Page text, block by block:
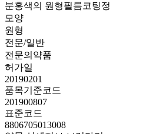
분홍색의 원형필름코팅정
모양
원형
전문/일반
전문의약품
허가일
20190201
품목기준코드
201900807
표준코드
8806705013008